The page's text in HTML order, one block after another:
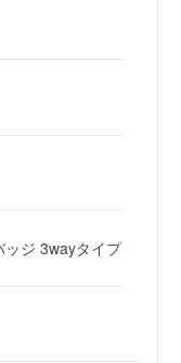
ジ 3wayタイプ